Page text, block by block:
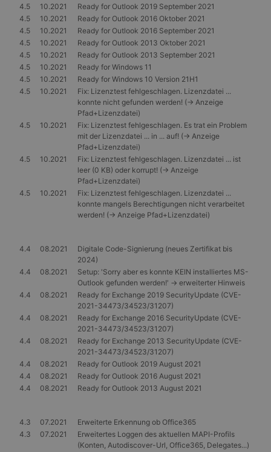
4.5
10.2021
Ready for Outlook 2019 September 2021
4.5
10.2021
Ready for Outlook 2016 Oktober 2021
4.5
10.2021
Ready for Outlook 2016 September 2021
4.5
10.2021
Ready for Outlook 2013 Oktober 2021
4.5
10.2021
Ready for Outlook 2013 September 2021
4.5
10.2021
Ready for Windows 11
4.5
10.2021
Ready for Windows 10 Version 21H1
4.5
10.2021
Fix: Lizenztest fehlgeschlagen. Lizenzdatei ...
konnte nicht gefunden werden! (-> Anzeige
Pfad+Lizenzdatei)
4.5
10.2021
Fix: Lizenztest fehlgeschlagen. Es trat ein Problem
mit der Lizenzdatei ... in ... auf! (-> Anzeige
Pfad+Lizenzdatei)
4.5
10.2021
Fix: Lizenztest fehlgeschlagen. Lizenzdatei ... ist
leer (0 KB) oder korrupt! (-> Anzeige
Pfad+Lizenzdatei)
4.5
10.2021
Fix: Lizenztest fehlgeschlagen. Lizenzdatei ...
konnte mangels Berechtigungen nicht verarbeitet
werden! (-> Anzeige Pfad+Lizenzdatei)
4.4 08.2021
Digitale Code-Signierung (neues Zertifikat bis
2024)
4.4
08.2021
Setup: 'Sorry aber es konnte KEIN installiertes MS-
Outlook gefunden werden!' -> erweiterter Hinweis
4.4
08.2021
Ready for Exchange 2019 SecurityUpdate (CVE-
2021-34473/34523/31207)
4.4
08.2021
Ready for Exchange 2016 SecurityUpdate (CVE-
2021-34473/34523/31207)
4.4
08.2021
Ready for Exchange 2013 SecurityUpdate (CVE-
2021-34473/34523/31207)
4.4
08.2021
Ready for Outlook 2019 August 2021
4.4
08.2021
Ready for Outlook 2016 August 2021
4.4
08.2021 Ready for Outlook 2013 August 2021
4.3 07.2021
Erweiterte Erkennung ob Office365
4.3
07.2021
Erweitertes Loggen des aktuellen MAPI-Profils
(Konten, Autodiscover-Url, Office365, Delegates...)